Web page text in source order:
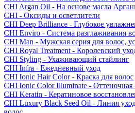
CHI Argan Oil - На основе масла
CHI - Оксиды и осветлители
CHI Deep Brilliance - Глубокое
CHI Enviro - Система разглаживания
CHI Man - Мужская серия для волос,
CHI Royal Treatment - Королевский
CHI Styling - Ухаживающий стайлинг
CHI Infra - Ежедневный уход
CHI Ionic Hair Color - Краска для волос
CHI Ionic Color Illuminate - Оттеночная
CHI Keratin - Кератиновое
CHI Luxury Black Seed Oil - Линия